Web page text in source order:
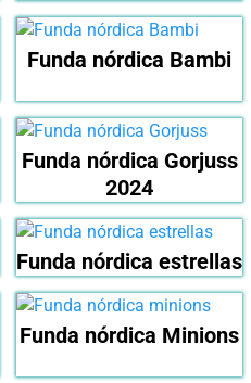
Funda nórdica Bambi
Funda nórdica Gorjuss
2024
Funda nórdica estrellas
Funda nórdica Minions